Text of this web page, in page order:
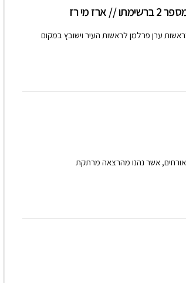
מי רז
ערן פרלמן לראשות העיר וישובץ במקום